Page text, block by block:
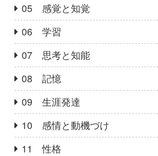
05 感覚と知覚
06 学習
07 思考と知能
08 記憶
09 生涯発達
10 感情と動機づけ
11 性格